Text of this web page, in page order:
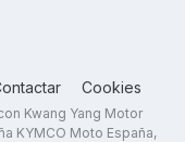
Cookies
Kwang Yang Motor
KYMCO Moto España,